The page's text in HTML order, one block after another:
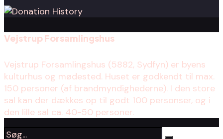
Vejstrup Forsamlingshus
Vejstrup Forsamlingshus (5882, Sydfyn) er byens
kulturhus og mødested. Huset er godkendt til max.
150 personer (af brandmyndighederne). I den store
sal kan der dækkes op til godt 100 personser, og i
den lille sal ca. 40-50 personer.